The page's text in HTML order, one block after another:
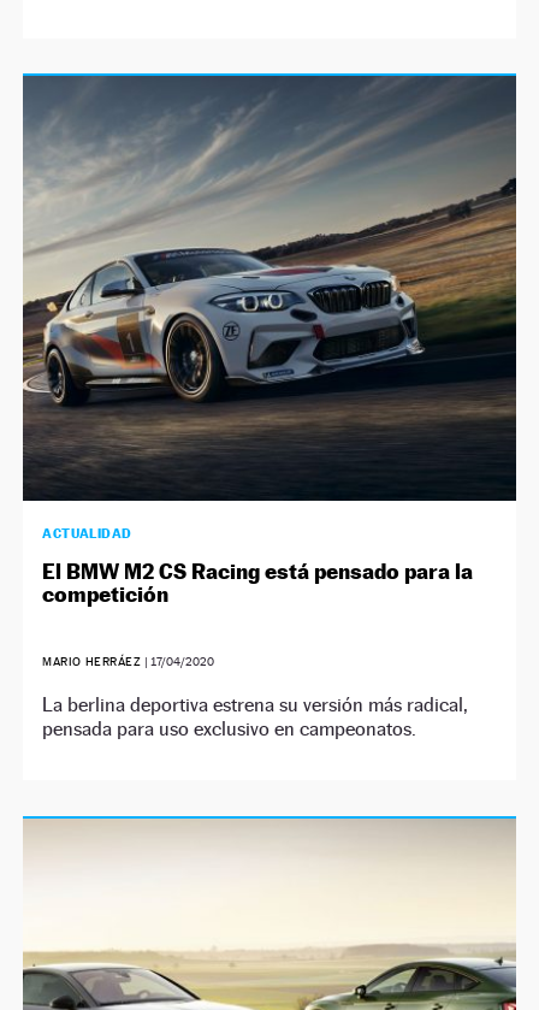
ACTUALIDAD
El BMW M2 CS Racing está pensado para la
competición
MARIO HERRÁEZ | 17/04/2020
La berlina deportiva estrena su versión más radical,
pensada para uso exclusivo en campeonatos.